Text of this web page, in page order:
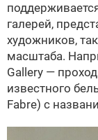
галерей,
художников,
масштаба.
Gallery —
известного
Fabre) с